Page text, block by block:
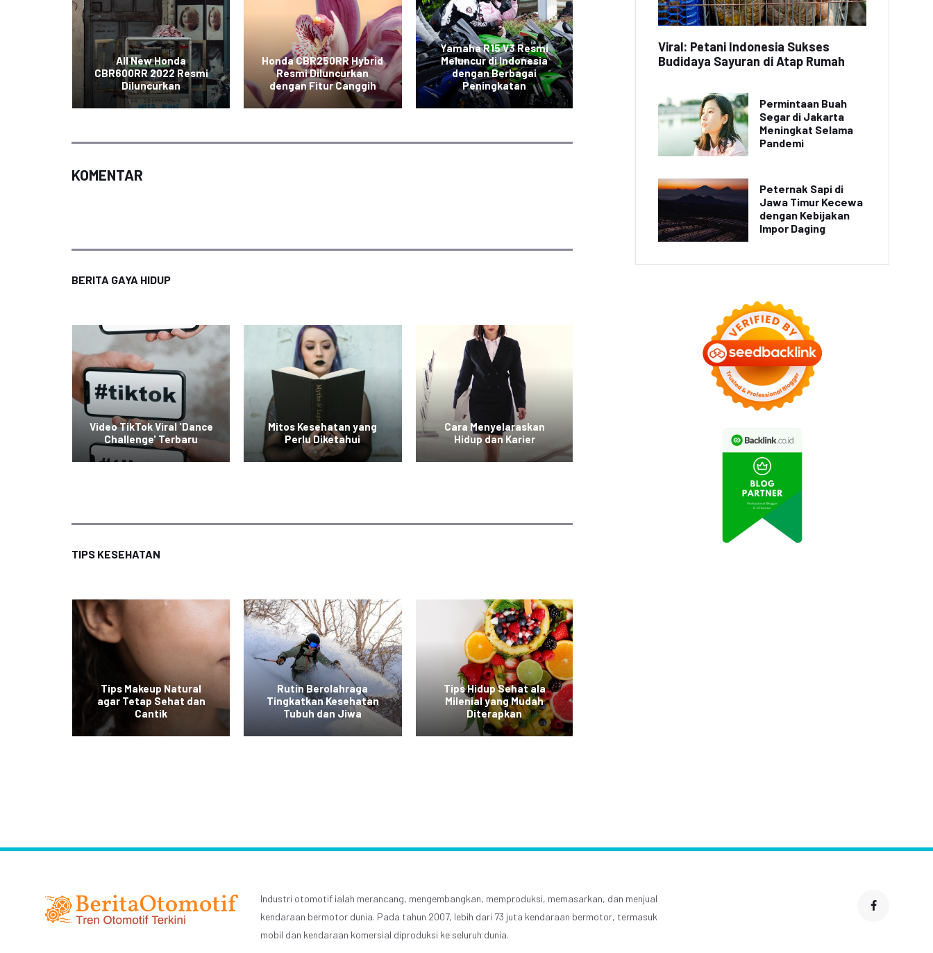
All New Honda
CBR600RR 2022 Resmi
Diluncurkan
Honda CBR250RR Hybrid
Resmi Diluncurkan
dengan Fitur Canggih
Yamaha R15 V3 Resmi
Meluncur di Indonesia
dengan Berbagai
Peningkatan
All New Honda
CBR600RR 2022 Resmi
Honda CBR250RR Hybrid
Resmi Diluncurkan
KOMENTAR
BERITA GAYA HIDUP
Video TikTok Viral 'Dance
Challenge' Terbaru
Mitos Kesehatan yang
Perlu Diketahui
Cara Menyelaraskan
Hidup dan Karier
TIPS KESEHATAN
Tips Makeup Natural
agar Tetap Sehat dan
Cantik
Rutin Berolahraga
Tingkatkan Kesehatan
Tubuh dan Jiwa
Tips Hidup Sehat ala
Milenial yang Mudah
Diterapkan
Viral: Petani Indonesia Sukses
Budidaya Sayuran di Atap Rumah
Permintaan Buah
Segar di Jakarta
Meningkat Selama
Pandemi
Peternak Sapi di
Jawa Timur Kecewa
dengan Kebijakan
Impor Daging
Industri otomotif ialah merancang, mengembangkan, memproduksi, memasarkan, dan menjual
kendaraan bermotor dunia. Pada tahun 2007, lebih dari 73 juta kendaraan bermotor, termasuk
mobil dan kendaraan komersial diproduksi ke seluruh dunia.